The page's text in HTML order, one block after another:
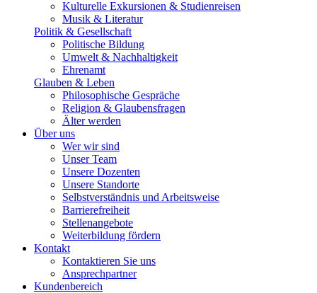
Kulturelle Exkursionen & Studienreisen
Musik & Literatur
Politik & Gesellschaft
Politische Bildung
Umwelt & Nachhaltigkeit
Ehrenamt
Glauben & Leben
Philosophische Gespräche
Religion & Glaubensfragen
Älter werden
Über uns
Wer wir sind
Unser Team
Unsere Dozenten
Unsere Standorte
Selbstverständnis und Arbeitsweise
Barrierefreiheit
Stellenangebote
Weiterbildung fördern
Kontakt
Kontaktieren Sie uns
Ansprechpartner
Kundenbereich